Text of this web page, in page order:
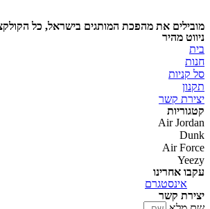
מובילים את מהפכת המותגים בישראל, כל
ניווט מהיר
בית
חנות
סל קניות
תקנון
יצירת קשר
קטגוריות
Air Jordan
Dunk
Air Force
Yeezy
עקבו אחרינו
אינסטגרם
יצירת קשר